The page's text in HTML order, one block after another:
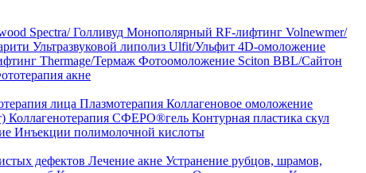
Spectra/ Голливуд Монополярный RF-лифтинг Volnewmer/
Ультразвуковой липолиз Ulfit/Ульфит 4D-омоложение
Thermage/Термаж Фотоомоложение Sciton BBL/Сайтон
акне
лица Плазмотерапия Коллагеновое омоложение
Коллагенотерапия СФЕРО®гель Контурная пластика скул
Инъекции полимолочной кислоты
дефектов Лечение акне Устранение рубцов, шрамов,